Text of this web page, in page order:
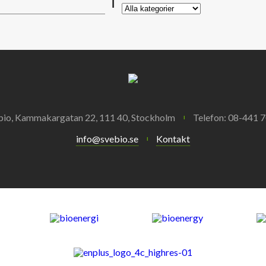
Kammakargatan 22, 111 40, Stockholm
Telefon: 08-441
info@svebio.se
Kontakt